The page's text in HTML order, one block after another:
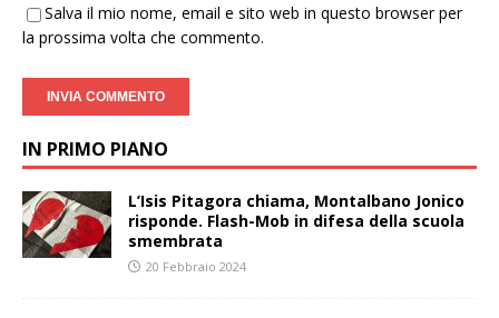
Salva il mio nome, email e sito web in questo browser per
la prossima volta che commento.
IN PRIMO PIANO
L’Isis Pitagora chiama, Montalbano Jonico
risponde. Flash-Mob in difesa della scuola
smembrata
20 Febbraio 2024